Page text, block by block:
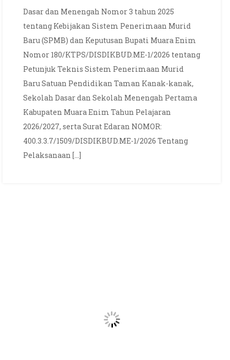
SPMB
SMP
Negeri
7
Muara
Enim
2027
Dasar dan Menengah Nomor 3 tahun 2025
tentang Kebijakan Sistem Penerimaan Murid
Baru (SPMB) dan Keputusan Bupati Muara Enim
Nomor 180/KTPS/DISDIKBUD.ME-1/2026 tentang
Petunjuk Teknis Sistem Penerimaan Murid
Baru Satuan Pendidikan Taman Kanak-kanak,
Sekolah Dasar dan Sekolah Menengah Pertama
Kabupaten Muara Enim Tahun Pelajaran
2026/2027, serta Surat Edaran NOMOR:
400.3.3.7/1509/DISDIKBUD.ME-1/2026 Tentang
Pelaksanaan […]